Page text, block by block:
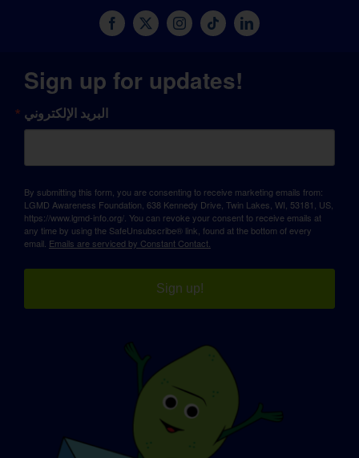
Sign up for updates!
البريد الإلكتروني
By submitting this form, you are consenting to receive marketing emails from:
LGMD Awareness Foundation, 638 Kennedy Drive, Twin Lakes, WI, 53181, US,
https://www.lgmd-info.org/. You can revoke your consent to receive emails at
any time by using the SafeUnsubscribe® link, found at the bottom of every
email. Emails are serviced by Constant Contact.
Sign up!